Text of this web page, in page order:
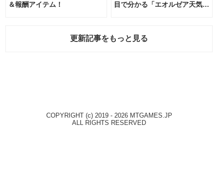
＆報酬アイテム！
目で分かる「エオルゼア天気予
更新記事をもっと見る
COPYRIGHT (c) 2019 - 2026 MTGAMES.JP
ALL RIGHTS RESERVED